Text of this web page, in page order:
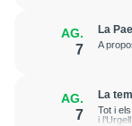
AG.
7
La
la
A
AG.
7
La
a 7
Tot i
i